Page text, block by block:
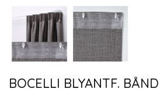
BOCELLI BLYANTF.